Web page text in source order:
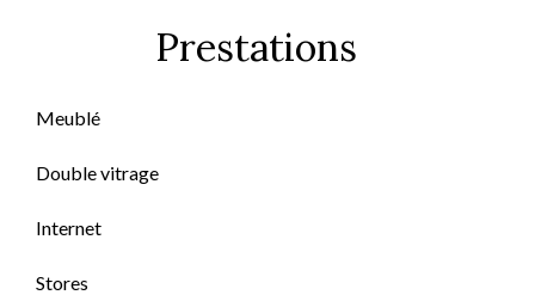
Prestations
Meublé
Double vitrage
Internet
Stores